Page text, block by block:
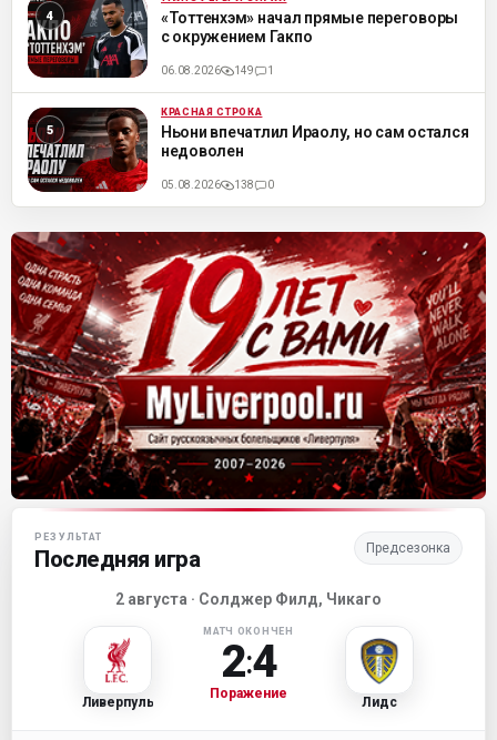
ML
«Тоттенхэм» начал прямые переговоры
с окружением Гакпо
06.08.2026 149 1
ML КРАСНАЯ СТРОКА
Ньони впечатлил Ираолу, но сам остался
недоволен
05.08.2026 138 0
Матч-центр «Ливерпуля»
РЕЗУЛЬТАТ
Последняя игра Предсезонка
2 августа · Солджер Филд, Чикаго
Ливерпуль
МАТЧ ОКОНЧЕН
2:4
Поражение
Лидс